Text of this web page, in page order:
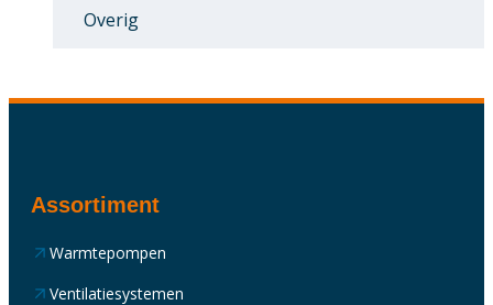
Overig
Assortiment
Warmtepompen
Ventilatiesystemen